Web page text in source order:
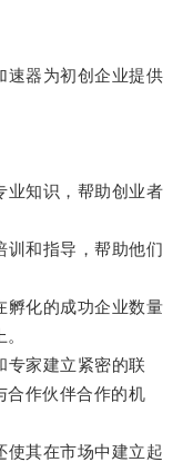
器为初创企业提供
知识，帮助创业者
和指导，帮助他们
化的成功企业数量
家建立紧密的联
合作伙伴合作的机
其在市场中建立起